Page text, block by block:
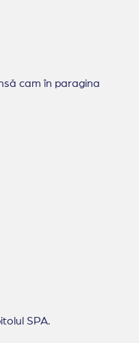
cam în paragina
SPA.